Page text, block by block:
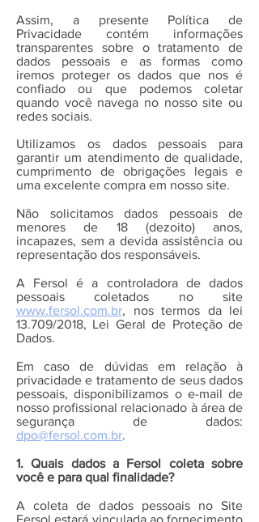
Assim, a presente Política de
Privacidade contém informações
transparentes sobre o tratamento de
dados pessoais e as formas como
iremos proteger os dados que nos é
confiado ou que podemos coletar
quando você navega no nosso site ou
redes sociais.
Utilizamos os dados pessoais para
garantir um atendimento de qualidade,
cumprimento de obrigações legais e
uma excelente compra em nosso site.
Não solicitamos dados pessoais de
menores de 18 (dezoito) anos,
incapazes, sem a devida assistência ou
representação dos responsáveis.
A Fersol é a controladora de dados
pessoais coletados no site
www.fersol.com.br, nos termos da lei
13.709/2018, Lei Geral de Proteção de
Dados.
Em caso de dúvidas em relação à
privacidade e tratamento de seus dados
pessoais, disponibilizamos o e-mail de
nosso profissional relacionado à área de
segurança de dados:
dpo@fersol.com.br.
1. Quais dados a Fersol coleta sobre
você e para qual finalidade?
A coleta de dados pessoais no Site
Fersol estará vinculada ao fornecimento